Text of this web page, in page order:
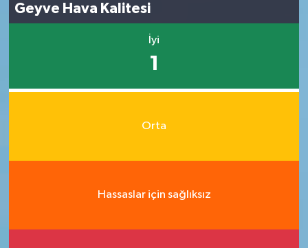
Geyve Hava Kalitesi
İyi
1
Orta
Hassaslar için sağlıksız